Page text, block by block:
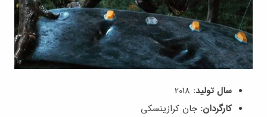
سال تولید:
کارگردان: جان کرازینسکی